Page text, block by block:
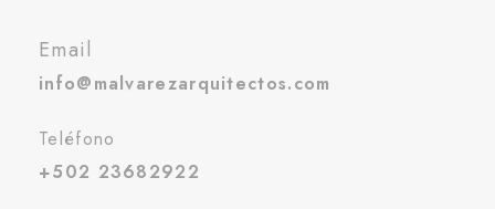
Email
info@malvarezarquitectos.com
Teléfono
+502 23682922